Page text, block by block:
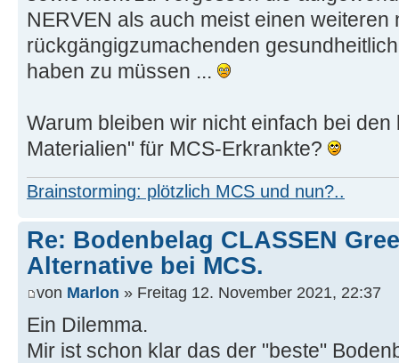
NERVEN als auch meist einen weiteren
rückgängigzumachenden
haben zu müssen ...
Warum bleiben wir nicht einfach bei
Materialien" für MCS-Erkrankte?
Brainstorming: plötzlich MCS und nun?..
Re: Bodenbelag CLASSEN
Alternative bei MCS.
von Marlon » Freitag 12. November 2021, 22:37
Ein Dilemma.
Mir ist schon klar das der "beste"